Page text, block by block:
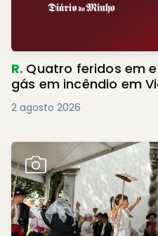
R. Quatro feridos em
gás em incêndio em
2 agosto 2026